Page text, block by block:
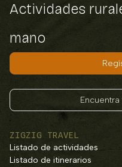
Actividades
mano
ZIGZIG TRAVEL
Listado de actividades
Listado de itinerarios